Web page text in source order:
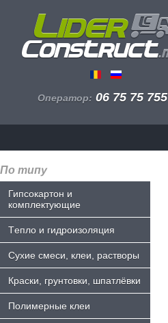
Оператор: 06 75 75 755
По типу
Гипсокартон и
комплектующие
Tепло и гидроизоляция
Сухие смеси, клеи, растворы
Краски, грунтовки, шпатлёвки
Полимерные клеи